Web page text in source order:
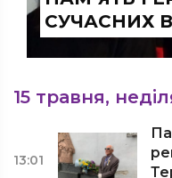
СУЧАСНИХ
15 травня,
13:01